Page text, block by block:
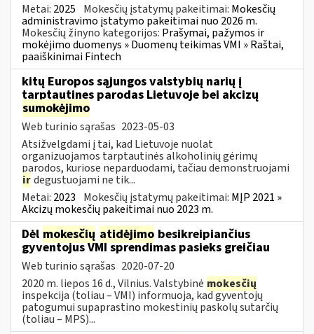
Metai: 2025 Mokesčių įstatymų pakeitimai: Mokesčių
administravimo įstatymo pakeitimai nuo 2026 m.
Mokesčių žinyno kategorijos: Prašymai, pažymos ir
mokėjimo duomenys » Duomenų teikimas VMI » Raštai,
paaiškinimai Fintech
kitų Europos sąjungos valstybių narių į
tarptautines parodas Lietuvoje bei akcizų
sumokėjimo
Web turinio sąrašas 2023-05-03
Atsižvelgdami į tai, kad Lietuvoje nuolat
organizuojamos tarptautinės alkoholinių gėrimų
parodos, kuriose neparduodami, tačiau demonstruojami
irdegustuojami ne tik...
Metai: 2023 Mokesčių įstatymų pakeitimai: MĮP 2021 »
Akcizų mokesčių pakeitimai nuo 2023 m.
Dėl mokesčių atidėjimo besikreipiančius
gyventojus VMI sprendimas pasieks greičiau
Web turinio sąrašas 2020-07-20
2020 m. liepos 16 d., Vilnius. Valstybinė mokesčių
inspekcija (toliau – VMI) informuoja, kad gyventojų
patogumui supaprastino mokestinių paskolų sutarčių
(toliau – MPS)...